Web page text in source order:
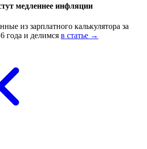
медленнее инфляции
из зарплатного калькулятора за
года и делимся в статье →